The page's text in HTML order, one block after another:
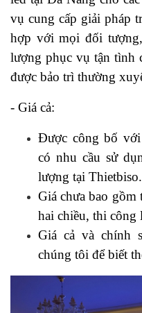
vụ cung cấp giải pháp
hợp với mọi đối
lượng phục vụ tận tình
được bảo trì thường
- Giá cả:
Được công bố với
có nhu cầu sử
lượng tại
Giá chưa bao
hai chiều, thi công
Giá cả và chính
chúng tôi để biết